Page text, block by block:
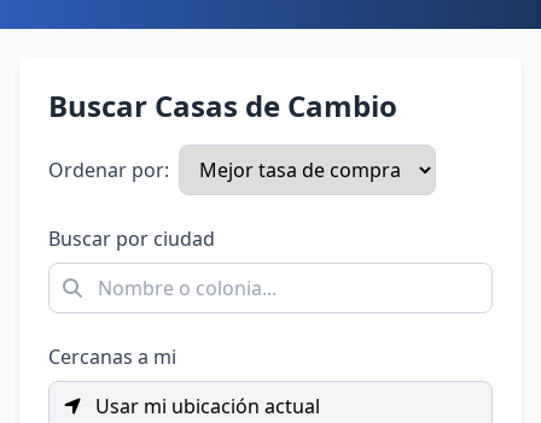
Buscar Casas de Cambio
Ordenar por:
Buscar por ciudad
Cercanas a mi
Usar mi ubicación actual